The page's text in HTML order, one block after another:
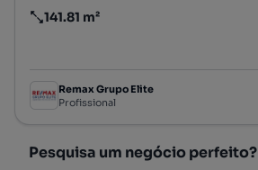
Preço por metro quadrado
141.81 m²
Remax Grupo Elite
Profissional
Pesquisa um negócio perfeito?